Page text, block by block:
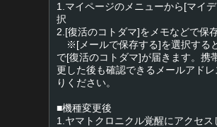
1.マイページのメニューから[マイ
択
2.[復活のコトダマ]をメモなどで保
※[メールで保存する]を選択する
で[復活のコトダマ]が届きます。携
更した後も確認できるメールアドレ
りください。
■機種変更後
1.ヤマトクロニクル覚醒にアクセス